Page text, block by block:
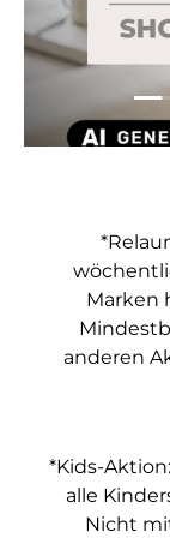
Marken
anderen
*Kids-
alle
Nicht